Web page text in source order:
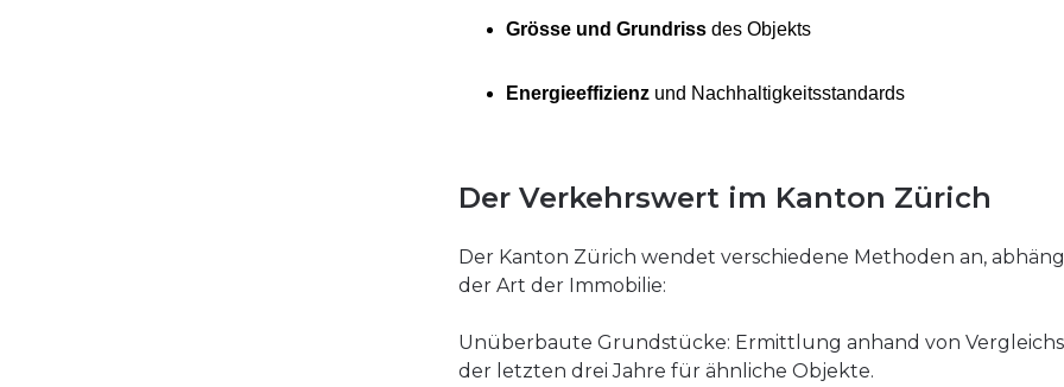
Grösse und Grundriss des Objekts
Energieeffizienz und Nachhaltigkeitsstandards
Der Verkehrswert im Kanton Zürich
Der Kanton Zürich wendet verschiedene Methoden an,
der Art der Immobilie:
Unüberbaute Grundstücke: Ermittlung anhand von
der letzten drei Jahre für ähnliche Objekte.